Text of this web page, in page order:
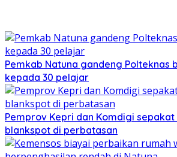
Pemkab Natuna gandeng Polteknas
kepada 30 pelajar
Pemprov Kepri dan Komdigi
blankspot di perbatasan